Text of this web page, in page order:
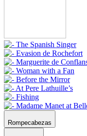
Rompecabezas